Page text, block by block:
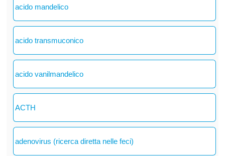
acido mandelico
acido transmuconico
acido vanilmandelico
ACTH
adenovirus (ricerca diretta nelle feci)